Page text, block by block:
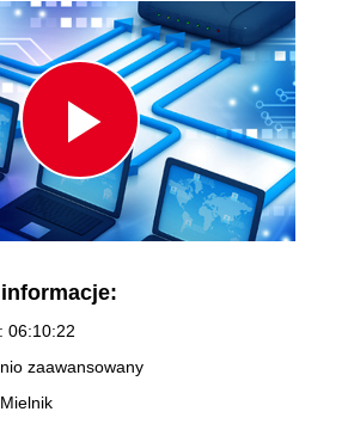
Play
Video
06:10:22
zaawansowany